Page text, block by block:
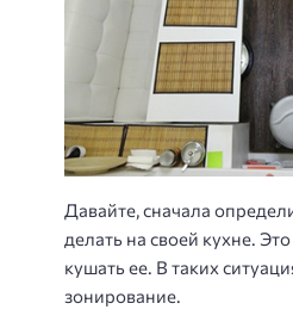
Давайте, сначала
делать на своей кухне.
кушать ее. В таких
зонирование.